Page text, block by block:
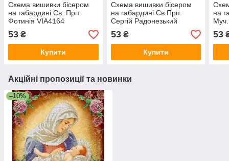
Схема вишивки бісером
на габардині Св. Прп.
Фотинія VIA4164
53 ₴
Купити
Схема вишивки бісером
на габардині Св.Прп.
Сергій Радонезький
Чудотворець VIA4197
53₴
Купити
на
Муч.
53
Акційні пропозиції та новинки
–10%